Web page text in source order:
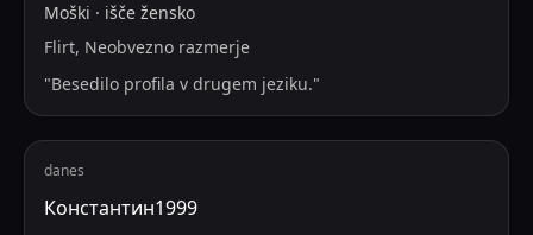
Moški · išče žensko
Flirt, Neobvezno razmerje
"Besedilo profila v drugem jeziku."
danes
Константин1999